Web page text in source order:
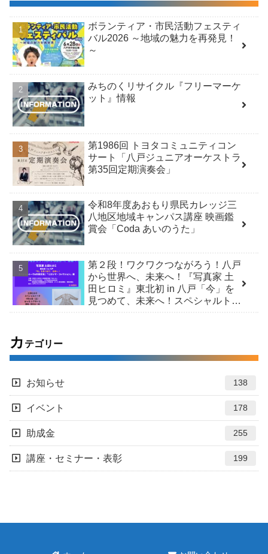
ボランティア・市民活動フェスティ
バル2026 ～地域の魅力を再発見！
～
みちのくリサイクル『フリーマーケ
ット』情報
第1986回 トヨタコミュニティコン
サート「八戸ジュニアオーケストラ
第35回定期演奏会」
令和8年度あおもり県民カレッジ三
八地区地域キャンパス講座 映画鑑
賞会「Coda あいのうた」
第２段！ワクワクつながろう！八戸
から世界へ、未来へ！『写真家 土
田ヒロミ』東北初 in 八戸「今」を
見つめて、未来へ！スペシャルトー
カ テゴリー
お知らせ 138
イベント 178
助成金 255
講座・セミナー・表彰 199